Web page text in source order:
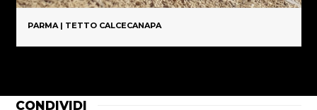
PARMA | TETTO CALCECANAPA
CONDIVIDI